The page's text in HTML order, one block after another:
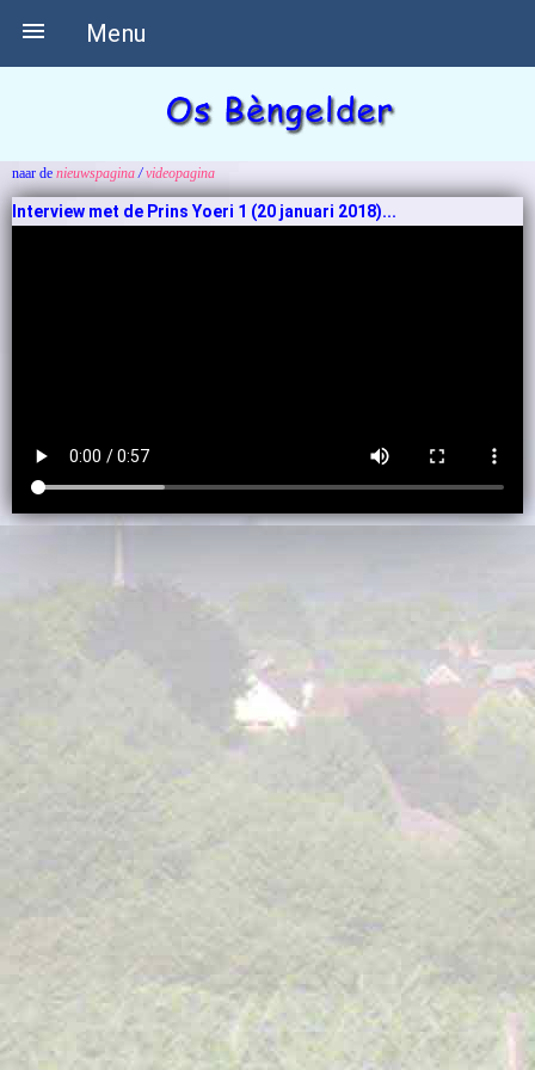
Menu

naar de nieuwspagina/videopagina
Interview met de Prins Yoeri 1 (20 januari 2018)...